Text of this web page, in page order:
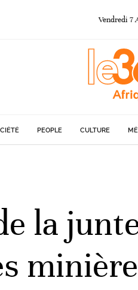
Vendredi 7
PEOPLE CULTURE
la